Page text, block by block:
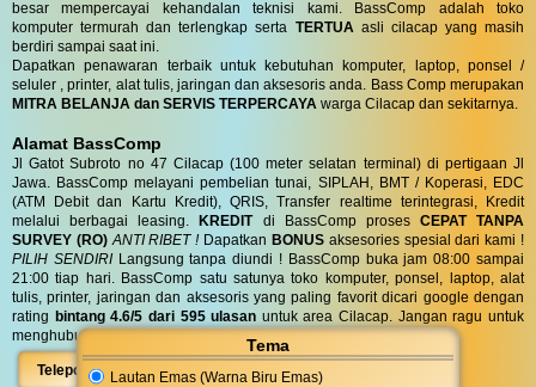
Tema
Lautan Emas (Warna Biru Emas)
besar mempercayai kehandalan teknisi kami. BassComp adalah toko
komputer termurah dan terlengkap serta TERTUA asli cilacap yang masih
berdiri sampai saat ini.
Dapatkan penawaran terbaik untuk kebutuhan komputer, laptop, ponsel /
seluler , printer, alat tulis, jaringan dan aksesoris anda. Bass Comp merupakan
MITRA BELANJA dan SERVIS TERPERCAYA warga Cilacap dan sekitarnya.
Alamat BassComp
Jl Gatot Subroto no 47 Cilacap (100 meter selatan terminal) di pertigaan Jl
Jawa. BassComp melayani pembelian tunai, SIPLAH, BMT / Koperasi, EDC
(ATM Debit dan Kartu Kredit), QRIS, Transfer realtime terintegrasi, Kredit
melalui berbagai leasing.KREDITdi BassComp proses CEPAT TANPA
SURVEY (RO) ANTI RIBET !Dapatkan BONUSaksesories spesial dari kami !
PILIH SENDIRILangsung tanpa diundi ! BassComp buka jam 08:00 sampai
21:00 tiap hari. BassComp satu satunya toko komputer, ponsel, laptop, alat
tulis, printer, jaringan dan aksesoris yang paling favorit dicari google dengan
rating bintang 4.6/5 dari 595 ulasan untuk area Cilacap. Jangan ragu untuk
menghubungi kami di08 5756 111 777atau dengan klik :
Telepon WhatsApp Peta